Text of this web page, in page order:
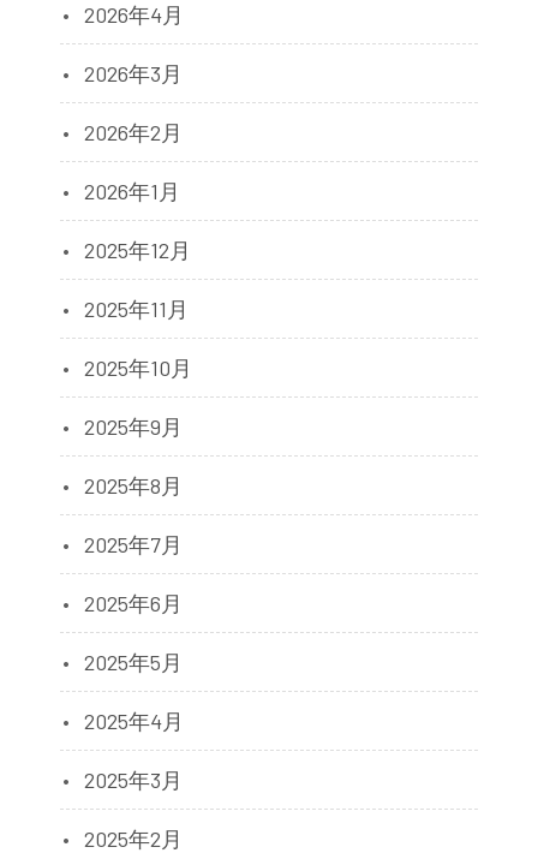
2026年4月
2026年3月
2026年2月
2026年1月
2025年12月
2025年11月
2025年10月
2025年9月
2025年8月
2025年7月
2025年6月
2025年5月
2025年4月
2025年3月
2025年2月